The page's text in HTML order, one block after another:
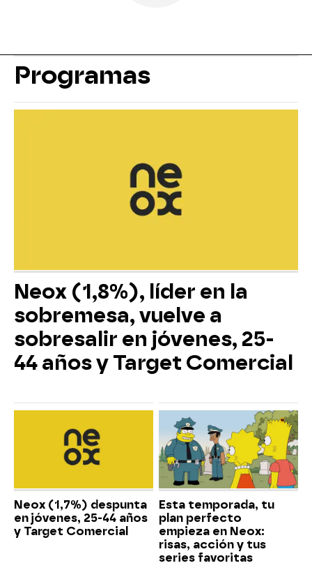
Programas
Neox (1,8%), líder en la
sobremesa, vuelve a
sobresalir en jóvenes, 25-
44 años y Target Comercial
Neox (1,7%) despunta
en jóvenes, 25-44 años
y Target Comercial
Esta temporada, tu
plan perfecto
empieza en Neox:
risas, acción y tus
series favoritas